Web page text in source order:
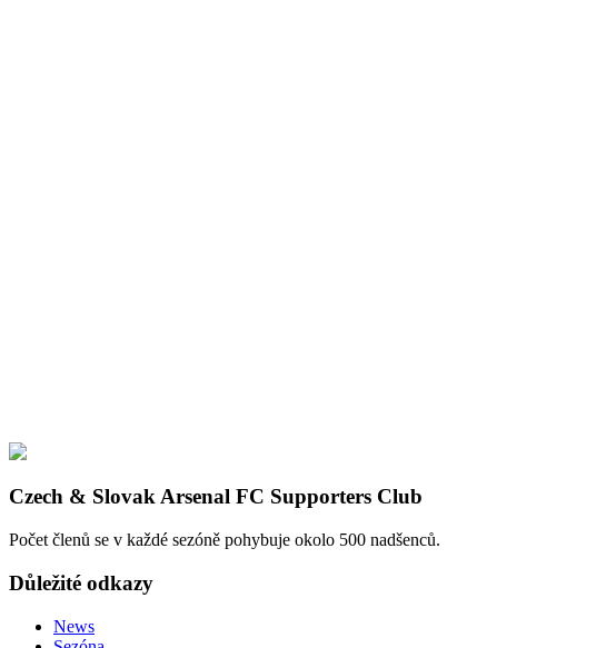
Czech & Slovak Arsenal FC Supporters Club
Počet členů se v každé sezóně pohybuje okolo 500 nadšenců.
Důležité odkazy
News